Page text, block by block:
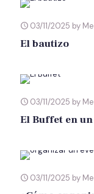
03/11/2025 by
El bautizo
03/11/2025 by
El Buffet en
03/11/2025 by